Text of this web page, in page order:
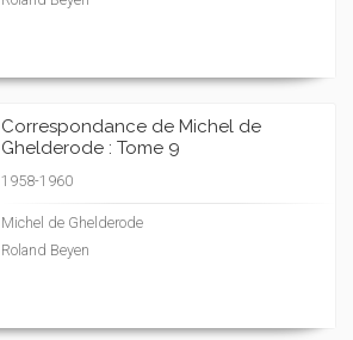
Correspondance de Michel de
Ghelderode : Tome 9
1958-1960
Michel de Ghelderode
Roland Beyen